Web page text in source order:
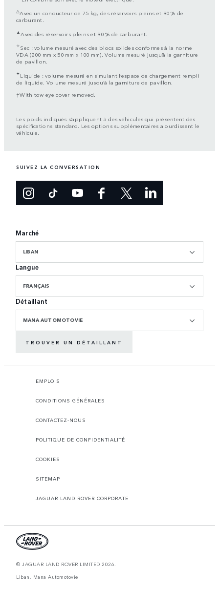
△Avec un conducteur de 75 kg, des réservoirs pleins et 90 % de
carburant.
▲Avec des réservoirs pleins et 90 % de carburant.
✧Sec : volume mesuré avec des blocs solides conformes à la norme
VDA (200 mm x 50 mm x 100 mm). Volume mesuré jusqu’à la garniture
de pavillon.
✦Liquide : volume mesuré en simulant l’espace de chargement rempli
de liquide. Volume mesuré jusqu’à la garniture de pavillon.
†With tow eye cover removed.
Les poids indiqués s’appliquent à des véhicules qui présentent des
spécifications standard. Les options supplémentaires alourdissent le
véhicule.
SUIVEZ LA CONVERSATION
Marché
LIBAN
Langue
FRANÇAIS
Détaillant
MANA AUTOMOTOVIE
TROUVER UN DÉTAILLANT
EMPLOIS
CONDITIONS GÉNÉRALES
CONTACTEZ-NOUS
POLITIQUE DE CONFIDENTIALITÉ
COOKIES
SITEMAP
JAGUAR LAND ROVER CORPORATE
© JAGUAR LAND ROVER LIMITED 2026.
Liban, Mana Automotovie